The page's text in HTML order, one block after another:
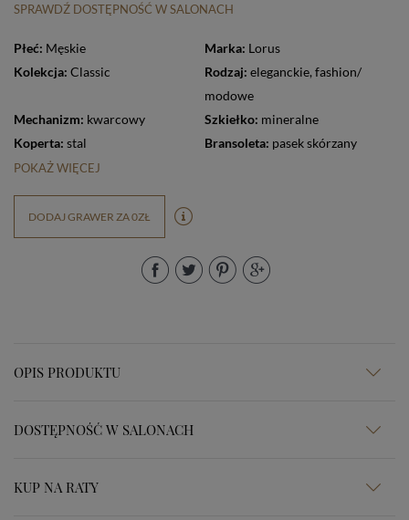
SPRAWDŹ DOSTĘPNOŚĆ W SALONACH
Płeć: Męskie Marka: Lorus
Kolekcja: Classic Rodzaj: eleganckie,
modowe
Mechanizm: kwarcowy Szkiełko: mineralne
Koperta: stal Bransoleta: pasek skórzany
POKAŻ WIĘCEJ
DODAJ GRAWER ZA 0ZŁ
OPIS PRODUKTU
DOSTĘPNOŚĆ W SALONACH
KUP NA RATY